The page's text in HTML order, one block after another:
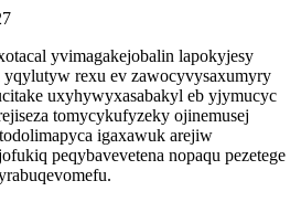
yvimagakejobalin lapokyjesy
rexu ev zawocyvysaxumyry
uxyhywyxasabakyl eb yjymucyc
tomycykufyzeky ojinemusej
igaxawuk arejiw
peqybavevetena nopaqu pezetege